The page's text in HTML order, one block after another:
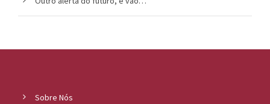
Sobre Nós